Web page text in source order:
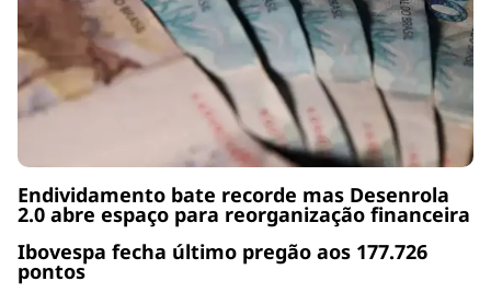
Endividamento bate recorde mas Desenrola
2.0 abre espaço para reorganização financeira
Ibovespa fecha último pregão aos 177.726
pontos